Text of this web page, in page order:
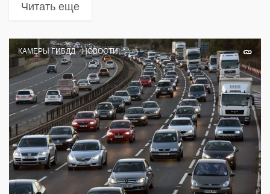
Читать еще
КАМЕРЫ ГИБДД НОВОСТИ